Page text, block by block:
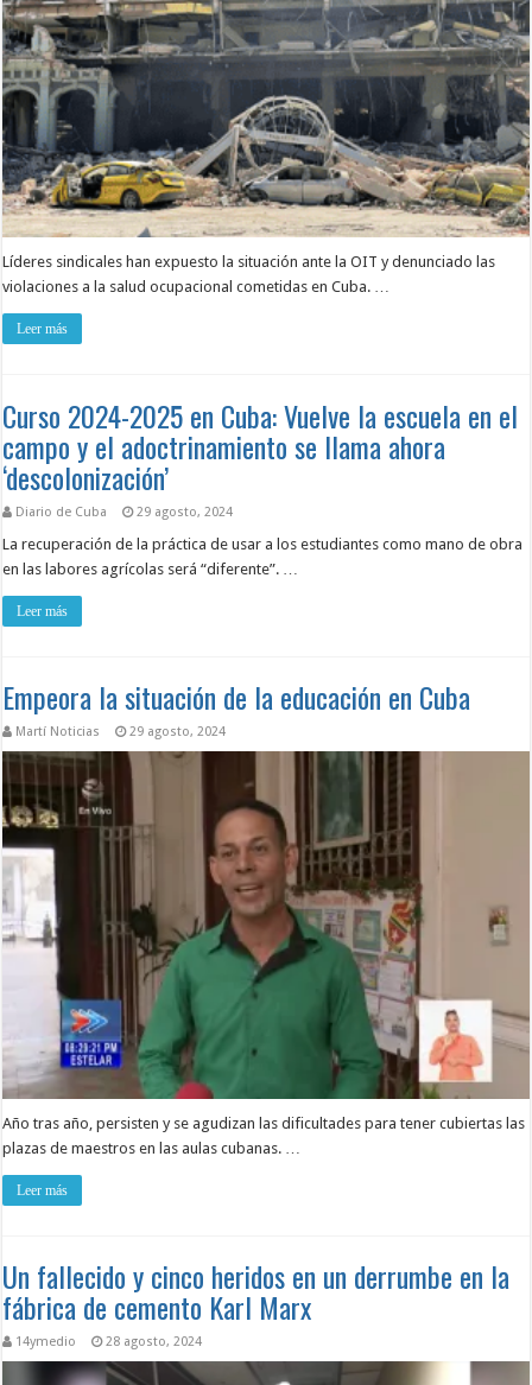
Líderes sindicales han expuesto la situación ante la OIT y denunciado las
violaciones a la salud ocupacional cometidas en Cuba. …
Leer más
Curso 2024-2025 en Cuba: Vuelve la escuela en el
campo y el adoctrinamiento se llama ahora
‘descolonización’
Diario de Cuba 29 agosto, 2024
La recuperación de la práctica de usar a los estudiantes como mano de obra
en las labores agrícolas será “diferente”. …
Leer más
Empeora la situación de la educación en Cuba
Martí Noticias 29 agosto, 2024
Año tras año, persisten y se agudizan las dificultades para tener cubiertas las
plazas de maestros en las aulas cubanas. …
Leer más
Un fallecido y cinco heridos en un derrumbe en la
fábrica de cemento Karl Marx
14ymedio 28 agosto, 2024